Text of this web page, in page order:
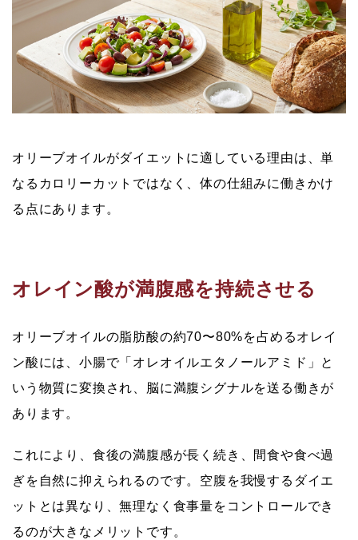
オリーブオイルがダイエットに適している理由は、単
なるカロリーカットではなく、体の仕組みに働きかけ
る点にあります。
オレイン酸が満腹感を持続させる
オリーブオイルの脂肪酸の約70〜80%を占めるオレイ
ン酸には、小腸で「オレオイルエタノールアミド」と
いう物質に変換され、脳に満腹シグナルを送る働きが
あります。
これにより、食後の満腹感が長く続き、間食や食べ過
ぎを自然に抑えられるのです。空腹を我慢するダイエ
ットとは異なり、無理なく食事量をコントロールでき
るのが大きなメリットです。